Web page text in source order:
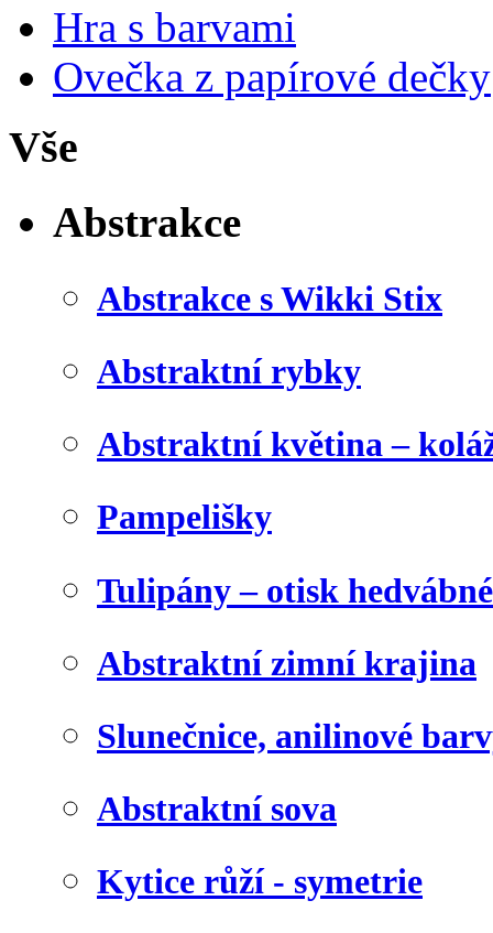
Hra s barvami
Ovečka z papírové dečky
Vše
Abstrakce
Abstrakce s Wikki Stix
Abstraktní rybky
Abstraktní květina –
Pampelišky
Tulipány – otisk
Abstraktní zimní krajina
Slunečnice, anilinové
Abstraktní sova
Kytice růží - symetrie